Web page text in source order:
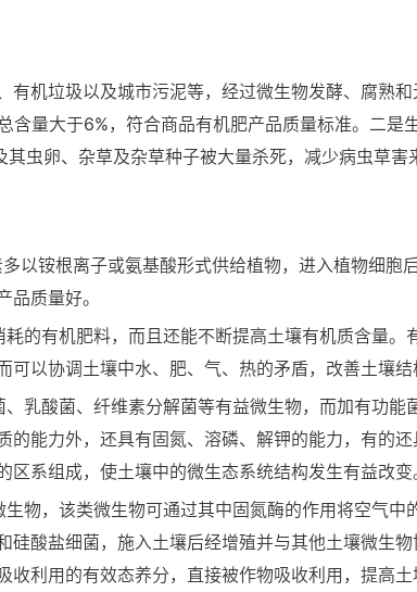
机垃圾以及城市污泥等，经过微生物发酵、腐熟
量大于6%，符合商品有机肥产品质量标准。二是
虫卵、杂草及杂草种子被大量杀死，减少病虫草
以铵根离子或氨基酸形式供给植物，进入植物细
质量好。
的有机肥料，而且还能不断提高土壤有机质含量
以协调土壤中水、肥、气、热的矛盾，改善土壤结
乳酸菌、纤维素分解菌等有益微生物，而加有功
能力外，还具有固氮、溶磷、解钾的能力，有的
系组成，使土壤中的微生态系统结构发生有益改变
物，该类微生物可通过其中固氮酶的作用将空气
酸盐细菌，施入土壤后经增殖并与其他土壤微生
利用的有效态养分，直接被作物吸收利用，提高土